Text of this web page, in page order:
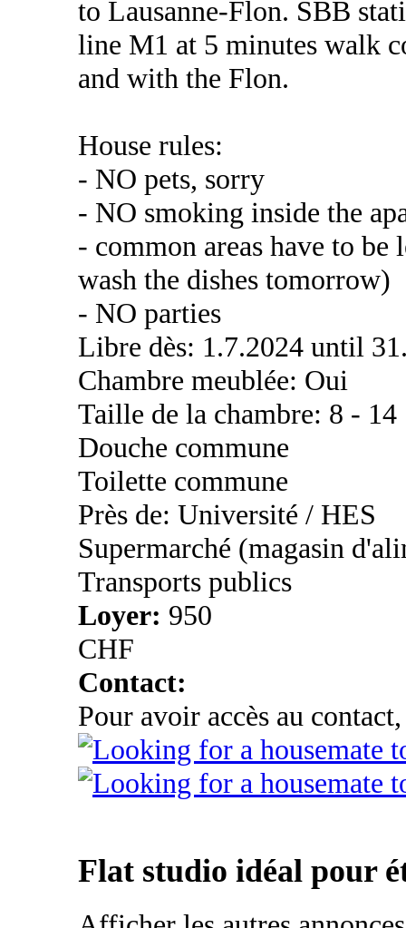
to Lausanne-Flon. SBB
line M1 at 5 minutes walk
and with the Flon.
House rules:
- NO pets, sorry
- NO smoking inside the
- common areas have to
wash the dishes tomorrow)
- NO parties
Libre dès: 1.7.2024 until
Chambre meublée: Oui
Taille de la chambre: 8 -
Douche commune
Toilette commune
Près de: Université / HES
Supermarché (magasin
Transports publics
Loyer: 950
CHF
Contact:
Pour avoir accès au
Flat studio idéal pour